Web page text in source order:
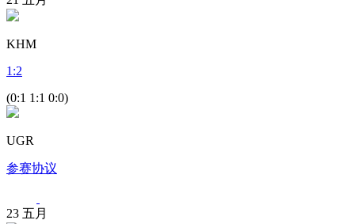
KHM
1 :2
(0:1 1:1 0:0)
UGR
参赛协议
23 五月